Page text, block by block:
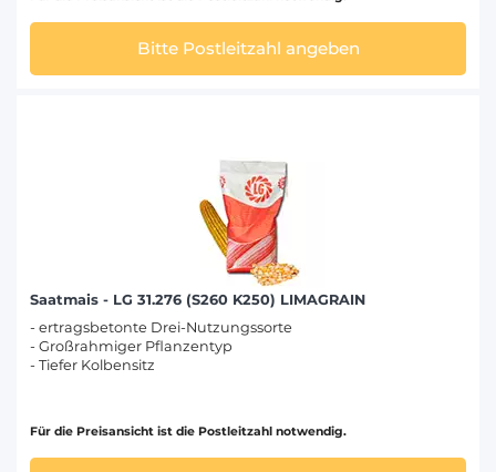
Bitte Postleitzahl angeben
Saatmais - LG 31.276 (S260 K250) LIMAGRAIN
- ertragsbetonte Drei-Nutzungssorte
- Großrahmiger Pflanzentyp
- Tiefer Kolbensitz
Für die Preisansicht ist die Postleitzahl notwendig.